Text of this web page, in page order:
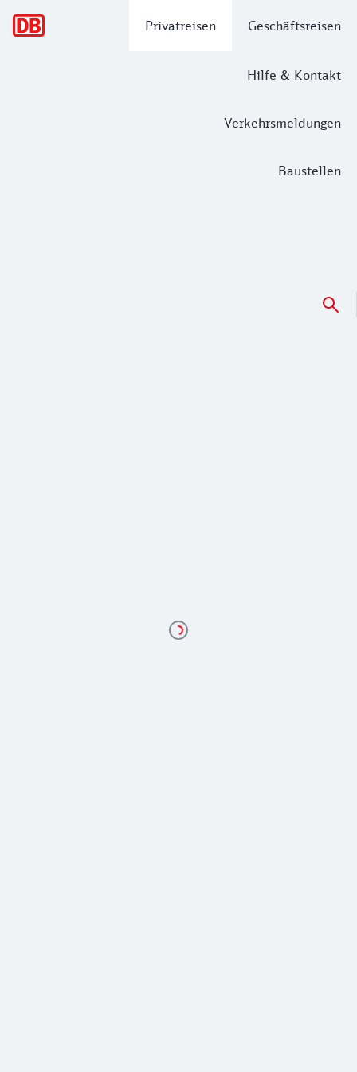
Privatreisen Geschäftsreisen
Hilfe & Kontakt
Verkehrsmeldungen
Baustellen